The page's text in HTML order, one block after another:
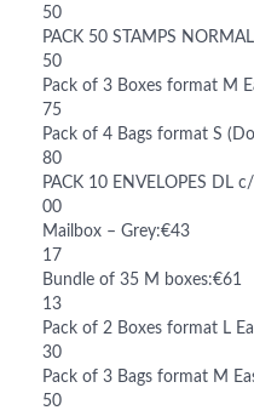
50
PACK 50 STAMPS
50
Pack of 3 Boxes format M
75
Pack of 4 Bags format S
80
PACK 10 ENVELOPES DL
00
Mailbox – Grey:€43
17
Bundle of 35 M boxes:€61
13
Pack of 2 Boxes format L
30
Pack of 3 Bags format M
50